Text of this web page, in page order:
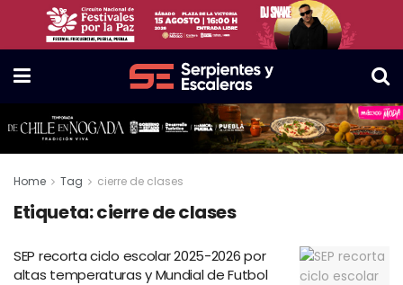
Home Tag cierre de clases
Etiqueta:cierre de clases
SEP recorta ciclo escolar 2025-2026 por
altas temperaturas y Mundial de Futbol